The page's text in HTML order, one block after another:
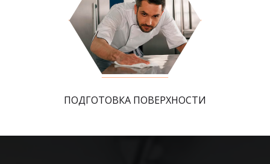
ПОДГОТОВКА ПОВЕРХНОСТИ